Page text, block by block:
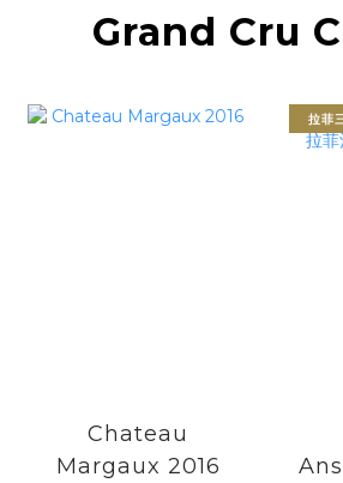
Grand Cru
Chateau
Margaux 2016
拉菲